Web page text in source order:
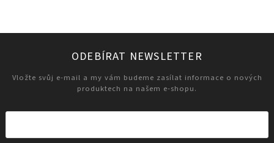
ODEBÍRAT NEWSLETTER
Vložte svůj e-mail a my vám budeme zasílat informace o nových
produktech na našem e-shopu.